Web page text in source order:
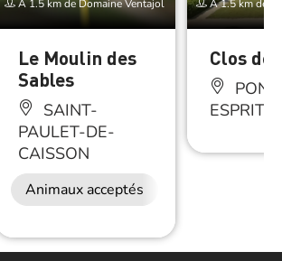
À 1.5 km de Domaine Ventajol
Le Moulin des
Sables
SAINT-
PAULET-DE-
CAISSON
Animaux acceptés
À 1.5 km de
Clos
ESPRIT